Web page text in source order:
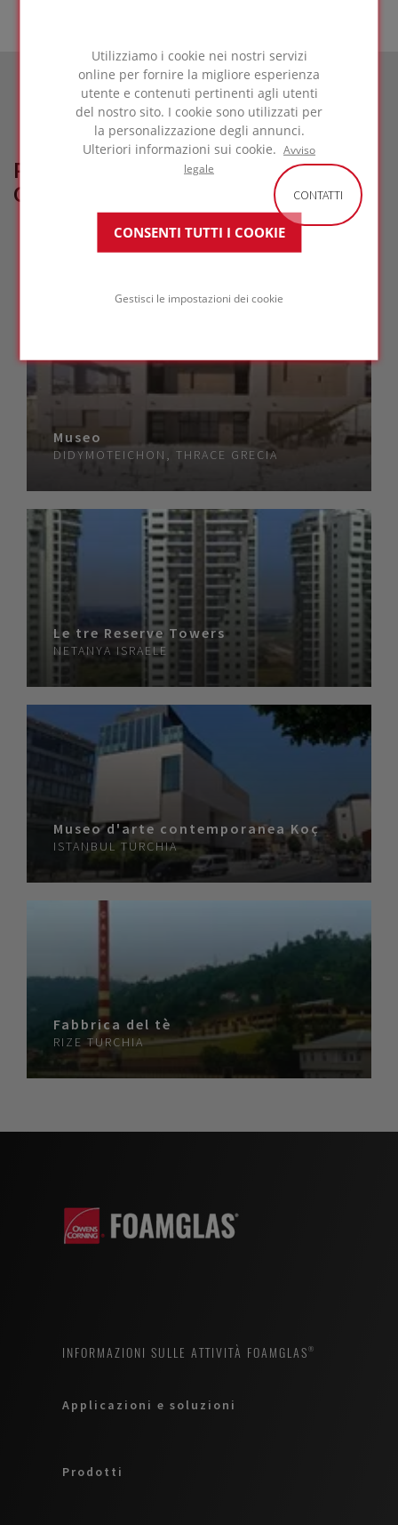
Utilizziamo i cookie nei nostri servizi
online per fornire la migliore esperienza
utente e contenuti pertinenti agli utenti
del nostro sito. I cookie sono utilizzati per
la personalizzazione degli annunci.
Ulteriori informazioni sui cookie. Avviso
legale
CONSENTI TUTTI I COOKIE
Gestisci le impostazioni dei cookie
PROGETTI DI RIFERIMENTO
CORRELATI
Museo
DIDYMOTEICHON, THRACE GRECIA
Le tre Reserve Towers
NETANYA ISRAELE
Museo d'arte contemporanea Koç
ISTANBUL TURCHIA
Fabbrica del tè
RIZE TURCHIA
CONTATTI
INFORMAZIONI SULLE ATTIVITÀ FOAMGLAS®
Applicazioni e soluzioni
Prodotti